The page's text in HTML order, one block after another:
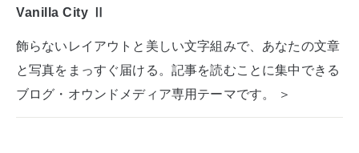
Vanilla City Ⅱ
飾らないレイアウトと美しい文字組みで、あなたの文章
と写真をまっすぐ届ける。記事を読むことに集中できる
ブログ・オウンドメディア専用テーマです。 ＞